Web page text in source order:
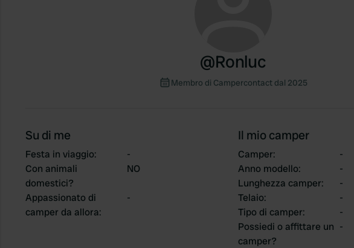
@Ronluc
Membro di Campercontact dal 2025
Su di me
Festa in viaggio:
-
Con animali
domestici?
NO
Appassionato di
camper da allora:
-
Il mio camper
Camper:
-
Anno modello:
-
Lunghezza camper:
-
Telaio:
-
Tipo di camper:
-
Possiedi o affittare un
camper?
-